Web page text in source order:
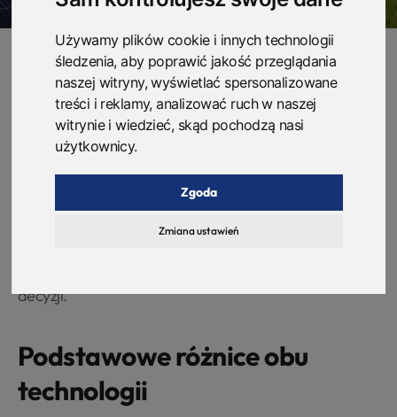
Używamy plików cookie i innych technologii
śledzenia, aby poprawić jakość przeglądania
naszej witryny, wyświetlać spersonalizowane
treści i reklamy, analizować ruch w naszej
witrynie i wiedzieć, skąd pochodzą nasi
użytkownicy.
Zgoda
Zmiana ustawień
Stając przed wyborem odpowiedniej technologii
odnawialnych źródeł energii (OZE) dla Twojego
biznesu, możesz czuć się jak na rozdrożu. Fotowoltaika i
turbiny wiatrowe to dwie popularne opcje, ale która z
nich będzie najlepsza dla Twojej firmy? W dzisiejszym
artykule przyjrzymy się obu rozwiązaniom, analizując
decyzji.
Podstawowe różnice obu
technologii